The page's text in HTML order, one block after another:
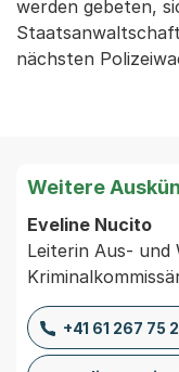
werden gebeten,
nächsten
Weitere
Eveline Nucito
Leiterin Aus- und
+41 61 267 75